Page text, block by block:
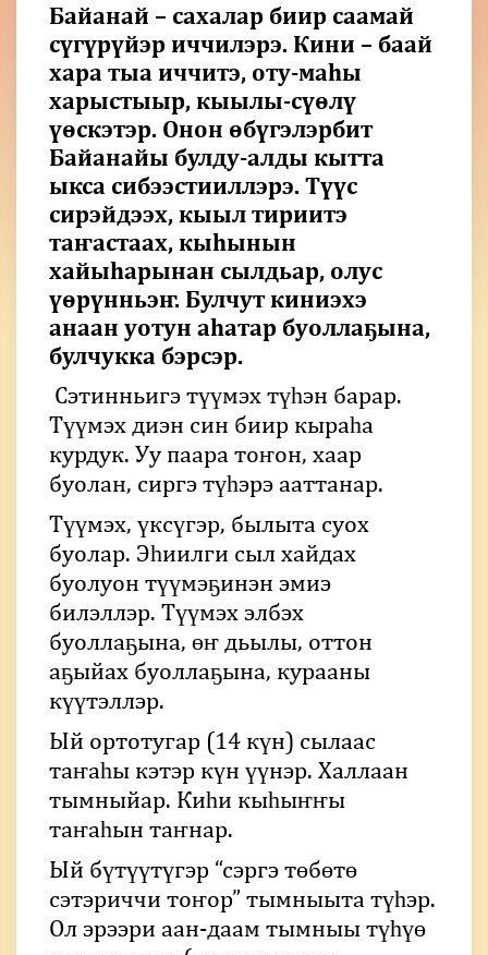
Байанай – сахалар биир саамай
сүгүрүйэр иччилэрэ. Кини – баай
хара тыа иччитэ, оту-маһы
харыстыыр, кыылы-сүөлү
үөскэтэр. Онон өбүгэлэрбит
Байанайы булду-алды кытта
ыкса сибээстииллэрэ. Түүс
сирэйдээх, кыыл тириитэ
таҥастаах, кыһынын
хайыһарынан сылдьар, олус
үөрүнньэҥ. Булчут киниэхэ
анаан уотун аһатар буоллаҕына,
булчукка бэрсэр.
Сэтинньигэ түүмэх түһэн барар.
Түүмэх диэн син биир кыраһа
курдук. Уу паара тоҥон, хаар
буолан, сиргэ түһэрэ ааттанар.
Түүмэх, үксүгэр, былыта суох
буолар. Эһиилги сыл хайдах
буолуон түүмэҕинэн эмиэ
билэллэр. Түүмэх элбэх
буоллаҕына, өҥ дьылы, оттон
аҕыйах буоллаҕына, курааны
күүтэллэр.
Ый ортотугар (14 күн) сылаас
таҥаһы кэтэр күн үүнэр. Халлаан
тымныйар. Киһи кыһыҥҥы
таҥаһын таҥнар.
Ый бүтүүтүгэр “сэргэ төбөтө
сэтэриччи тоҥор” тымныыта түһэр.
Ол эрээри аан-даам тымныы түһүө